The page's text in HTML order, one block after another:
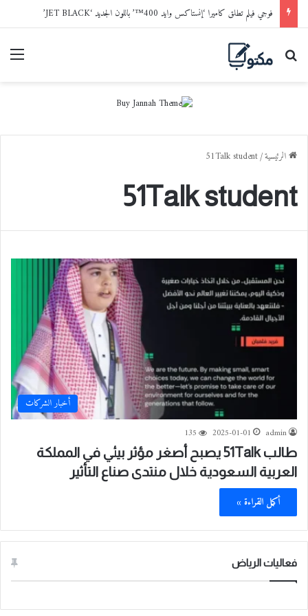
فوجي فيلم تطلق كاميرا ‘إنستاكس وايد 400™’ باللون الجديد ‘JET BLACK’
بحث عن
الرئيسية/
51Talk student
51Talk student
أخبار الشركات
admin
2025-01-01
135
طالب 51Talk يصبح أصغر مؤثر بيئي في المملكة
العربية السعودية خلال منتدى صناع التأثير
أكمل القراءة »
فعاليات الرياض